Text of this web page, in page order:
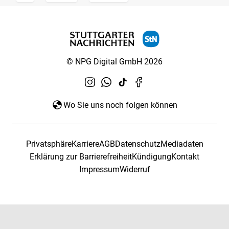
© NPG Digital GmbH 2026
Wo Sie uns noch folgen können
PrivatsphäreKarriereAGBDatenschutzMediadaten
Erklärung zur BarrierefreiheitKündigungKontakt
ImpressumWiderruf